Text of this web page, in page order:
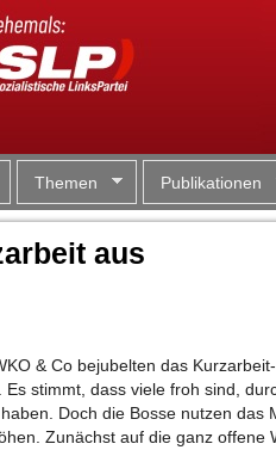
Themen Publikationen
aus
& Co bejubelten das
stimmt, dass viele froh sind,
Doch die Bosse nutzen das
Zunächst auf die ganz offene